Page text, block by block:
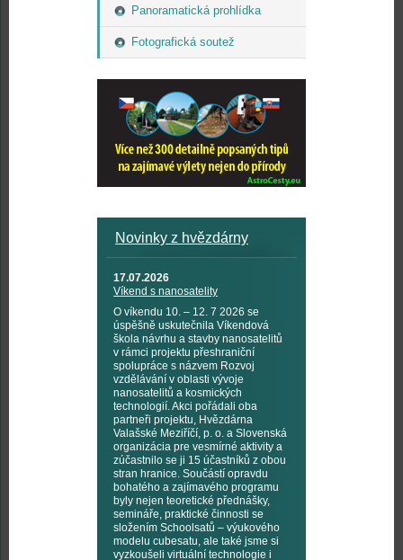
Panoramatická prohlídka
Fotografická soutež
Novinky z hvězdárny
17.07.2026
Víkend s nanosatelity
O víkendu 10. – 12. 7 2026 se
úspěšně uskutečnila Víkendová
škola návrhu a stavby nanosatelitů
v rámci projektu přeshraniční
spolupráce s názvem Rozvoj
vzdělávání v oblasti vývoje
nanosatelitů a kosmických
technologií. Akci pořádali oba
partneři projektu, Hvězdárna
Valašské Meziříčí, p. o. a Slovenská
organizácia pre vesmírné aktivity a
zúčastnilo se ji 15 účastníků z obou
stran hranice. Součástí opravdu
bohatého a zajímavého programu
byly nejen teoretické přednášky,
semináře, praktické činnosti se
složením Schoolsatů – výukového
modelu cubesatu, ale také jsme si
vyzkoušeli virtuální technologie i